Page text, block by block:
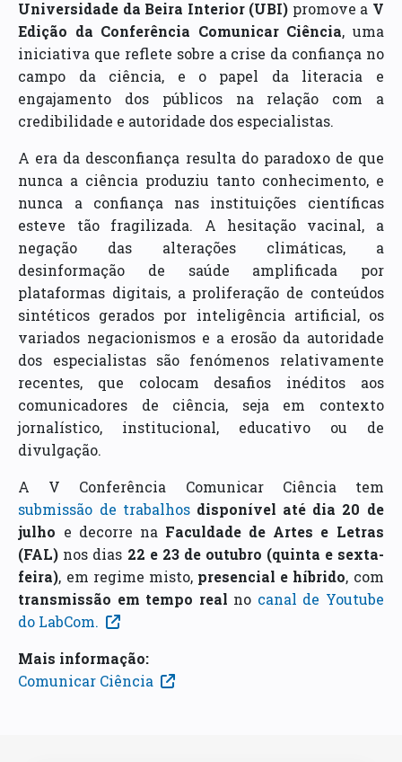
Universidade da Beira Interior (UBI) promove a V
Edição da Conferência Comunicar Ciência, uma
iniciativa que reflete sobre a crise da confiança no
campo da ciência, e o papel da literacia e
engajamento dos públicos na relação com a
credibilidade e autoridade dos especialistas.
A era da desconfiança resulta do paradoxo de que
nunca a ciência produziu tanto conhecimento, e
nunca a confiança nas instituições científicas
esteve tão fragilizada. A hesitação vacinal, a
negação das alterações climáticas, a
desinformação de saúde amplificada por
plataformas digitais, a proliferação de conteúdos
sintéticos gerados por inteligência artificial, os
variados negacionismos e a erosão da autoridade
dos especialistas são fenómenos relativamente
recentes, que colocam desafios inéditos aos
comunicadores de ciência, seja em contexto
jornalístico, institucional, educativo ou de
divulgação.
A V Conferência Comunicar Ciência tem
submissão de trabalhosdisponível até dia 20 de
julho e decorre na Faculdade de Artes e Letras
(FAL) nos dias 22 e 23 de outubro (quinta e sexta-
feira), em regime misto, presencial e híbrido, com
transmissão em tempo real no canal de Youtube
do LabCom.
Mais informação:
Comunicar Ciência